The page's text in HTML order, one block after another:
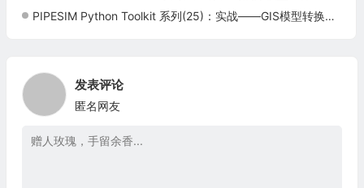
PIPESIM Python Toolkit 系列(25)：实战——GIS模型转换与井模型综合管理
发表评论
匿名网友